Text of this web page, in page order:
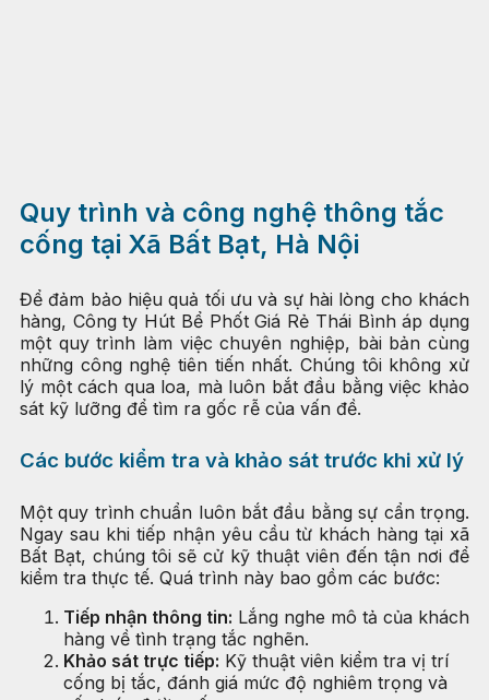
Quy trình và công nghệ thông tắc
cống tại Xã Bất Bạt, Hà Nội
Để đảm bảo hiệu quả tối ưu và sự hài lòng cho khách
hàng, Công ty Hút Bể Phốt Giá Rẻ Thái Bình áp dụng
một quy trình làm việc chuyên nghiệp, bài bản cùng
những công nghệ tiên tiến nhất. Chúng tôi không xử
lý một cách qua loa, mà luôn bắt đầu bằng việc khảo
sát kỹ lưỡng để tìm ra gốc rễ của vấn đề.
Các bước kiểm tra và khảo sát trước khi xử lý
Một quy trình chuẩn luôn bắt đầu bằng sự cẩn trọng.
Ngay sau khi tiếp nhận yêu cầu từ khách hàng tại xã
Bất Bạt, chúng tôi sẽ cử kỹ thuật viên đến tận nơi để
kiểm tra thực tế. Quá trình này bao gồm các bước:
Tiếp nhận thông tin: Lắng nghe mô tả của khách
hàng về tình trạng tắc nghẽn.
Khảo sát trực tiếp: Kỹ thuật viên kiểm tra vị trí
cống bị tắc, đánh giá mức độ nghiêm trọng và